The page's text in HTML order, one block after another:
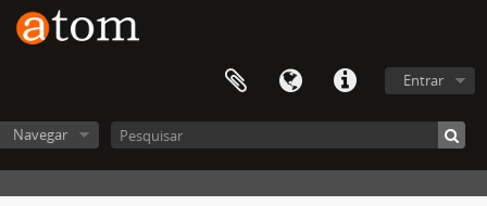
Entrar
Navegar